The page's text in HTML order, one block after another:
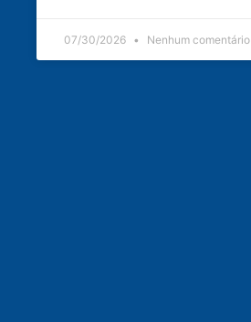
07/30/2026 Nenhum comentário